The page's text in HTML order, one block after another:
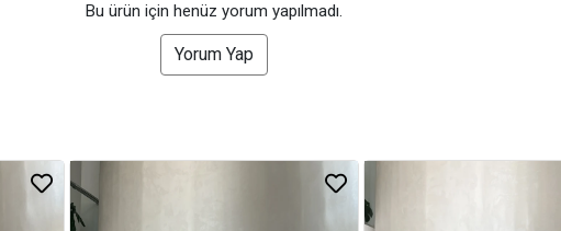
Bu ürün için henüz yorum yapılmadı.
Yorum Yap